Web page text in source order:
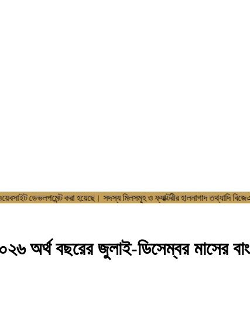
ওয়েবসাইট ডেভলপমেন্ট করা হয়েছে। সদস্য মিলসমূহ ও
বছরের জুলাই-ডিসেম্বর মাসের